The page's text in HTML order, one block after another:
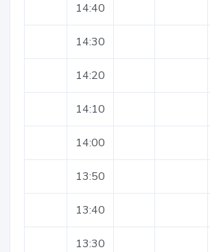
14:40
14:30
14:20
14:10
14:00
13:50
13:40
13:30